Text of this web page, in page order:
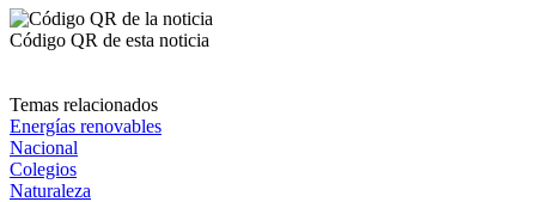
Código QR de esta noticia
Temas relacionados
Energías renovables
Nacional
Colegios
Naturaleza